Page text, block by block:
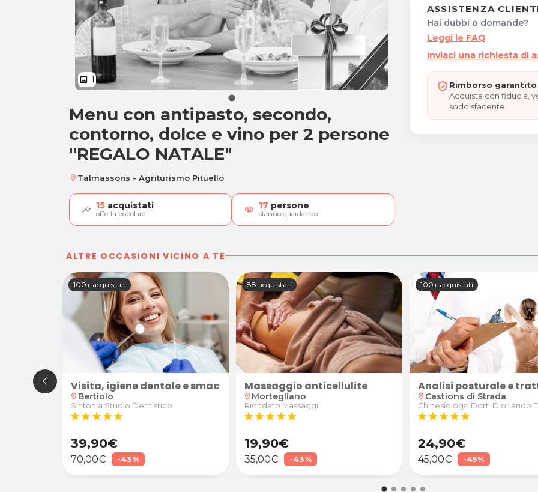
image 1
Menu con antipasto, secondo, contorno,
Menu con antipasto, secondo,
contorno, dolce e vino per 2 persone
"REGALO NATALE"
location_on Talmassons - Agriturismo Pituello
15 acquistati
offerta popolare visibility 17 persone
stanno guardando
ASSISTENZA
Hai dubbi o domande?
Leggi le FAQ
Inviaci una richiesta di
Rimborso
Acquista con fiducia,
soddisfacente.
ALTRE OCCASIONI VICINO A TE
a Campoformido
100+ acquistati
Visita, igiene dentale e smacchiamento
location_on Bertiolo
Sintonia Studio Dentistico
star star star star star
39,90€
70,00€ -43%
88 acquistati
Massaggio anticellulite
location_on Mortegliano
Riondato Massaggi
star star star star star
19,90€
35,00€ -43%
100+ acquistati
Analisi posturale e
location_on Castions di Strada
Chinesiologo Dott. D'orlando
star star star star star
24,90€
45,00€ -45%